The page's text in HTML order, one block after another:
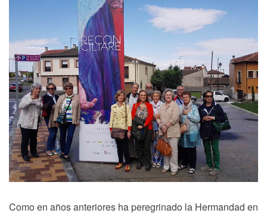
Como en años anteriores ha peregrinado la Hermandad en